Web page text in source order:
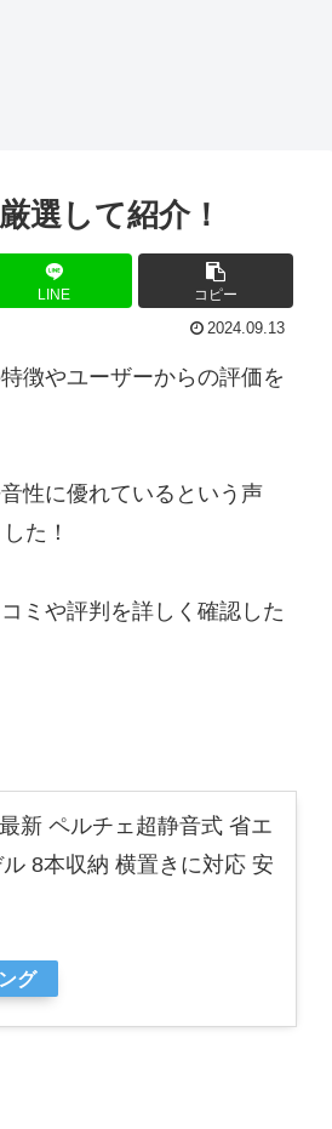
選して紹介！
LINE コピー
2024.09.13
徴やユーザーからの評価を
性に優れているという声
た！
ミや評判を詳しく確認した
新 ペルチェ超静音式 省エ
8本収納 横置きに対応 安
グ